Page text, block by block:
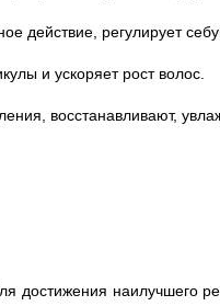
действие, регулирует
и ускоряет рост волос.
восстанавливают,
наилучшего